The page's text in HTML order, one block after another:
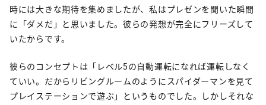
時には大きな期待を集めましたが、私はプレゼンを聞いた瞬間
に「ダメだ」と思いました。彼らの発想が完全にフリーズして
いたからです。
彼らのコンセプトは「レベル5の自動運転になれば運転しなく
ていい。だからリビングルームのようにスパイダーマンを見て
プレイステーションで遊ぶ」というものでした。しかしそれな